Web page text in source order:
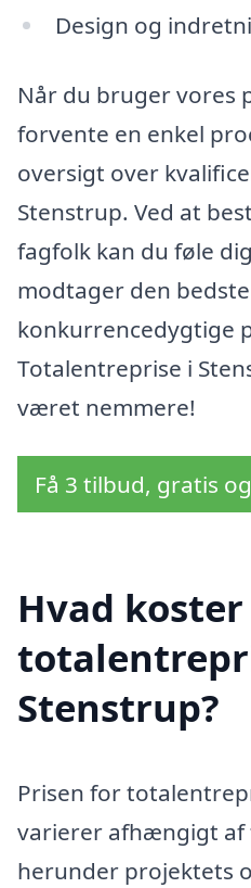
Design og
Når du bruger vores
forvente en enkel
oversigt over
Stenstrup. Ved at
fagfolk kan du føle
modtager den
konkurrencedygtige
Totalentreprise i
været nemmere!
Få 3 tilbud, gratis
Hvad koster
Stenstrup?
Prisen for
varierer afhængigt af
herunder projektets